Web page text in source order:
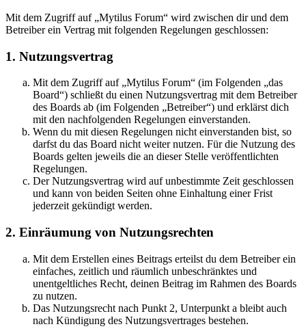
Mit dem Zugriff auf „Mytilus Forum“ wird zwischen dir und dem
Betreiber ein Vertrag mit folgenden Regelungen geschlossen:
1. Nutzungsvertrag
Mit dem Zugriff auf „Mytilus Forum“ (im Folgenden „das
Board“) schließt du einen Nutzungsvertrag mit dem Betreiber
des Boards ab (im Folgenden „Betreiber“) und erklärst dich
mit den nachfolgenden Regelungen einverstanden.
Wenn du mit diesen Regelungen nicht einverstanden bist, so
darfst du das Board nicht weiter nutzen. Für die Nutzung des
Boards gelten jeweils die an dieser Stelle veröffentlichten
Regelungen.
Der Nutzungsvertrag wird auf unbestimmte Zeit geschlossen
und kann von beiden Seiten ohne Einhaltung einer Frist
jederzeit gekündigt werden.
2. Einräumung von Nutzungsrechten
Mit dem Erstellen eines Beitrags erteilst du dem Betreiber ein
einfaches, zeitlich und räumlich unbeschränktes und
unentgeltliches Recht, deinen Beitrag im Rahmen des Boards
zu nutzen.
Das Nutzungsrecht nach Punkt 2, Unterpunkt a bleibt auch
nach Kündigung des Nutzungsvertrages bestehen.